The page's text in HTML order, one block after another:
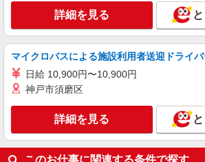
詳細を見る
マイクロバスによる施設利用者送迎ドライ
日給 10,900円〜10,900円
神戸市須磨区
詳細を見る
このお仕事に関連する条件で探す